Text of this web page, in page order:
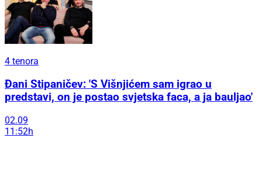
4 tenora
Đani Stipaničev: 'S Višnjićem sam igrao u
predstavi, on je postao svjetska faca, a ja bauljao'
02.09
11:52h